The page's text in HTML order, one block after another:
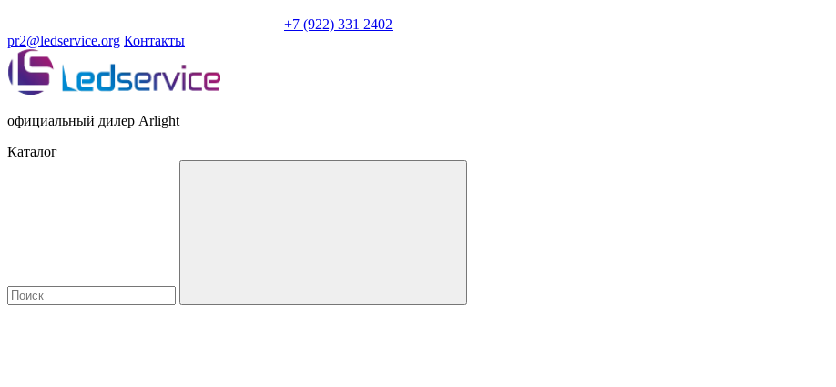
+7 (922) 331 2402
pr2@ledservice.org Контакты
официальный дилер Arlight
Каталог